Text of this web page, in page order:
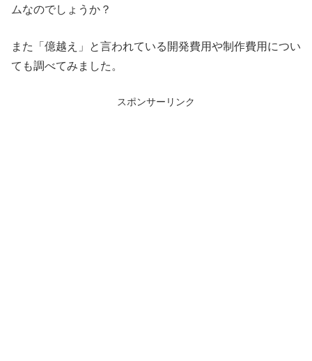
ムなのでしょうか？
また「億越え」と言われている開発費用や制作費用につい
ても調べてみました。
スポンサーリンク